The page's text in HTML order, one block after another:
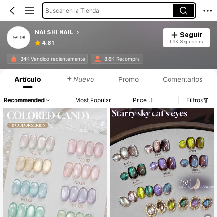
Buscar en la Tienda
NAI SHI NAIL
4.81
Seguir
1.9K Seguidores
34K Vendido recientemente 8.6K Recompra
Artículo Nuevo Promo Comentarios
Recommended Most Popular Price Filtros